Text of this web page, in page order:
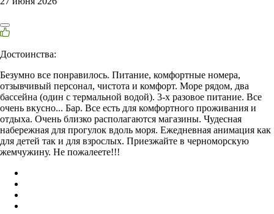
Достоинства:
Безумно все понравилось. Питание, комфортные номера,
отзывчивый персонал, чистота и комфорт. Море рядом, два
бассейна (один с термальной водой). 3-х разовое питание. Все
очень вкусно... Бар. Все есть для комфортного проживания и
отдыха. Очень близко располагаются магазины. Чудесная
набережная для прогулок вдоль моря. Ежедневная анимация как
для детей так и для взрослых. Приезжайте в черноморскую
жемчужину. Не пожалеете!!!